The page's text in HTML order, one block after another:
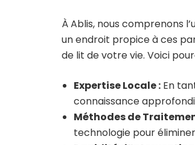
À Ablis, nous comprenons
un endroit propice à ces
de lit de votre vie. Voici
Expertise Locale : En
connaissance
Méthodes de
technologie pour